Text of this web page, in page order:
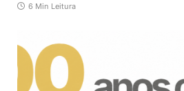
6 Min Leitura